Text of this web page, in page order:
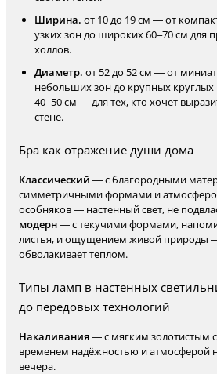
Ширина. от 10 до 19 см — от
узких зон до широких 60–70 см для
холлов.
Диаметр. от 52 до 52 см — от
небольших зон до крупных
40–50 см — для тех, кто хочет
стене.
Бра как отражение души дома
Классический — с благородными
симметричными формами и
особняков — настенный свет, не
модерн— с текучими формами,
листья, и ощущением живой природы
обволакивает теплом.
Типы ламп в настенных
до передовых технологий
Накаливания— с мягким золотистым
временем надёжностью и атмосферой
вечера.